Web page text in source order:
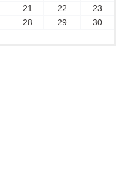
21 22
23
28 29
30